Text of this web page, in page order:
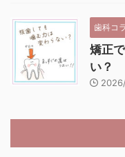
歯科コ
矯正
い？